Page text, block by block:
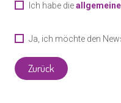
Ich habe die
Ja, ich möchte den
Zurück